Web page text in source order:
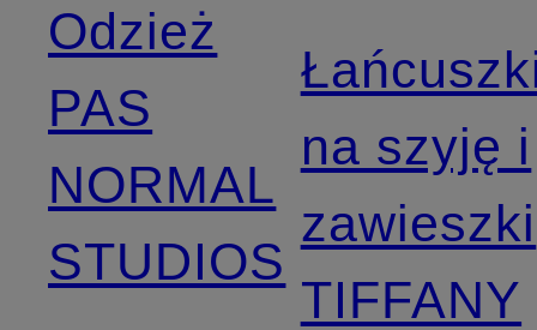
Odzież
PAS
NORMAL
STUDIOS
na szyję i
zawieszki
TIFFANY